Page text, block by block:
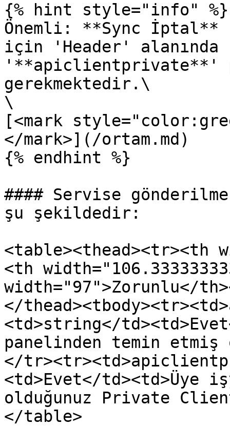
{% hint style="info" %}
Önemli: **Sync
için 'Header'
'**apiclientprivate**'
gerekmektedir.\
\
[<mark
</mark>](/ortam.md)
{% endhint %}
#### Servise
şu şekildedir:
<table><thead><tr><th
<th
width="97">Zorunlu</
</
<td>string</
panelinden temin
</
<td>Evet</td><td>Üye
olduğunuz Private
</table>